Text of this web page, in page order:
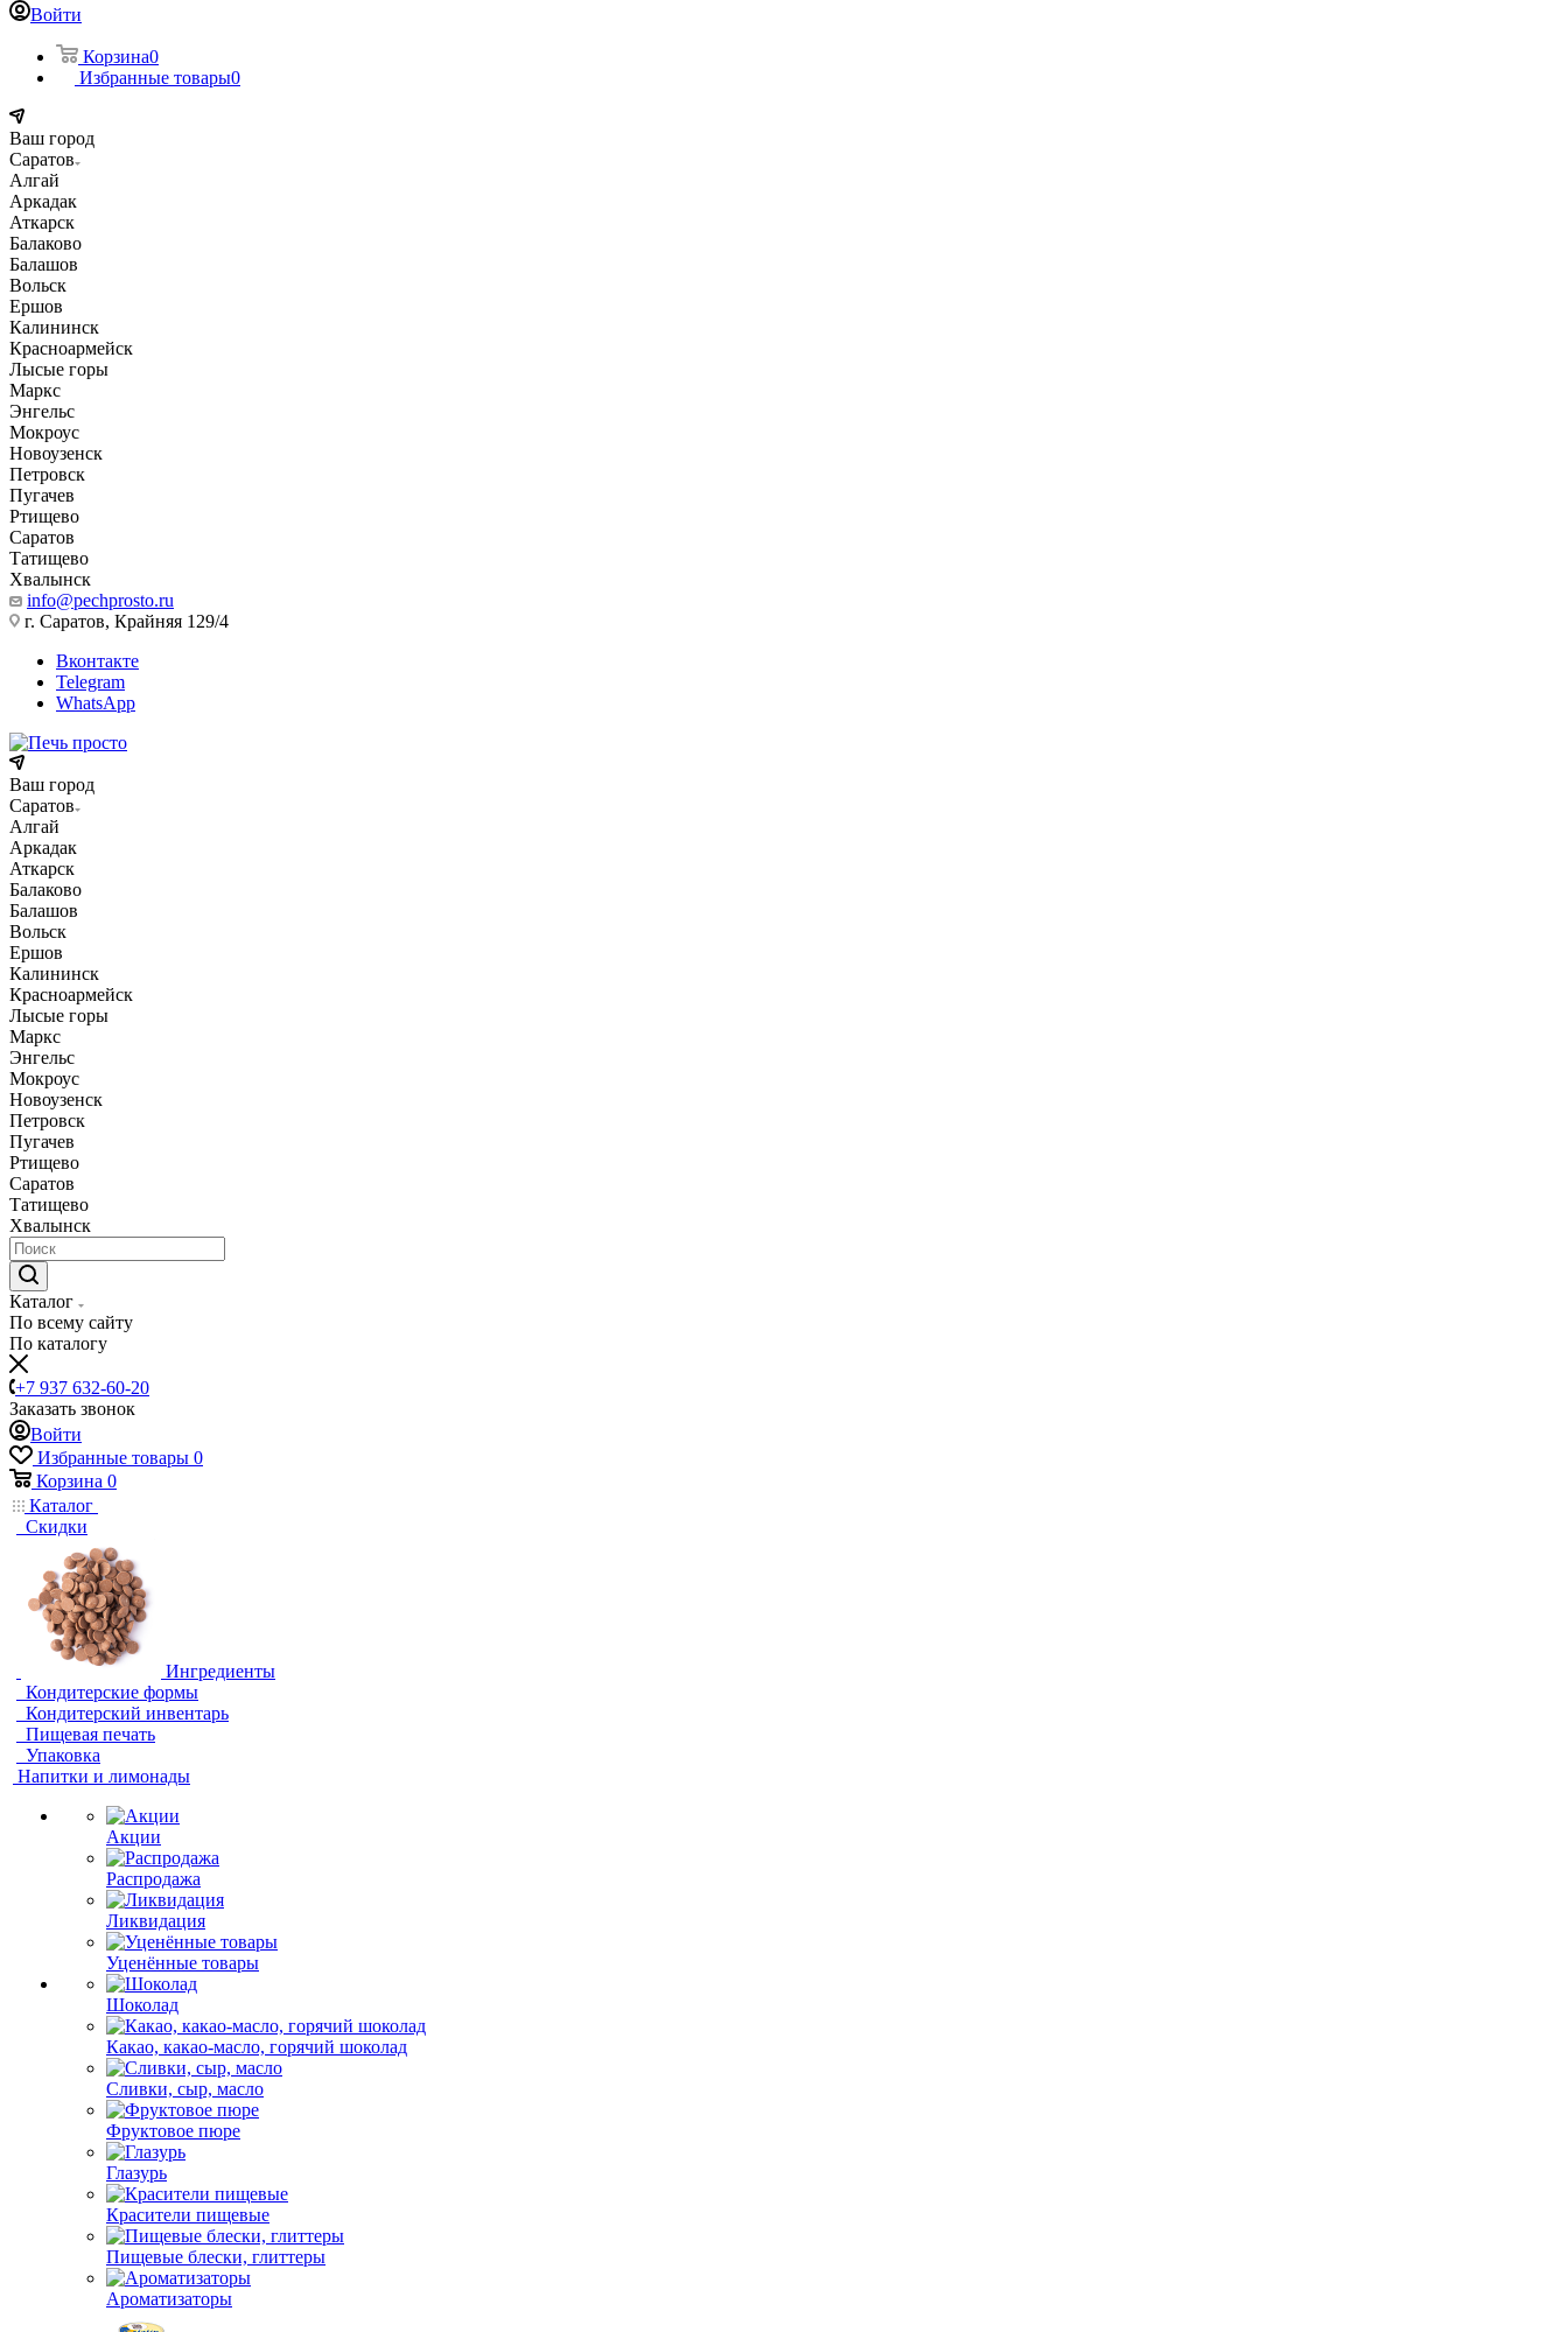
Войти
Корзина0
Избранные товары0
Ваш город
Саратов
Алгай
Аркадак
Аткарск
Балаково
Балашов
Вольск
Ершов
Калининск
Красноармейск
Лысые горы
Маркс
Энгельс
Мокроус
Новоузенск
Петровск
Пугачев
Ртищево
Саратов
Татищево
Хвалынск
info@pechprosto.ru
г. Саратов, Крайняя 129/4
Вконтакте
Telegram
WhatsApp
Ваш город
Саратов
Алгай
Аркадак
Аткарск
Балаково
Балашов
Вольск
Ершов
Калининск
Красноармейск
Лысые горы
Маркс
Энгельс
Мокроус
Новоузенск
Петровск
Пугачев
Ртищево
Саратов
Татищево
Хвалынск
Каталог
По всему сайту
По каталогу
+7 937 632-60-20
Заказать звонок
Войти
Избранные товары 0
Корзина 0
Каталог
Скидки
Ингредиенты
Кондитерские формы
Кондитерский инвентарь
Пищевая печать
Упаковка
Напитки и лимонады
Акции
Распродажа
Ликвидация
Уценённые товары
Шоколад
Какао, какао-масло, горячий шоколад
Сливки, сыр, масло
Фруктовое пюре
Глазурь
Красители пищевые
Пищевые блески, глиттеры
Ароматизаторы